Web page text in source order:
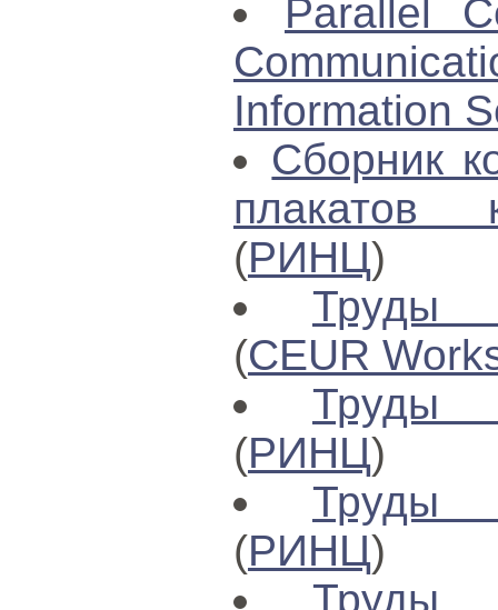
Parallel
Information
Сборник
плакатов
(РИНЦ)
Труды
(CEUR
Труды
(РИНЦ)
Труды
(РИНЦ)
Труды